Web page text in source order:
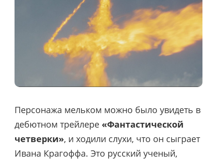
Персонажа мельком можно было увидеть в
дебютном трейлере «Фантастической
четверки», и ходили слухи, что он сыграет
Ивана Крагоффа. Это русский ученый,